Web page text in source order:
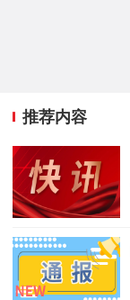
推荐内容